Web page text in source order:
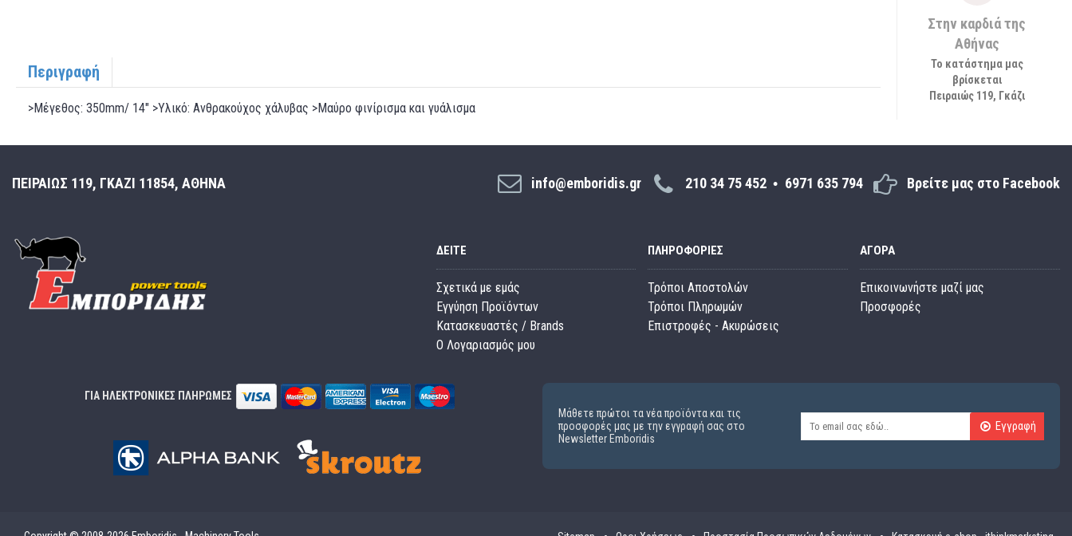
Στην καρδιά της
Αθήνας
Το κατάστημα μας
βρίσκεται
Πειραιώς 119, Γκάζι
Περιγραφή
>Μέγεθος: 350mm/ 14" >Υλικό: Ανθρακούχος χάλυβας >Μαύρο φινίρισμα και γυάλισμα
ΠΕΙΡΑΙΩΣ 119, ΓΚΑΖΙ 11854, ΑΘΗΝΑ info@emboridis.gr 210 34 75 452 6971 635 794 Βρείτε μας στο Facebook
ΔΕΊΤΕ
Σχετικά με εμάς
Εγγύηση Προϊόντων
Κατασκευαστές / Brands
O Λογαριασμός μου
ΠΛΗΡΟΦΟΡΊΕΣ
Τρόποι Αποστολών
Τρόποι Πληρωμών
Επιστροφές - Ακυρώσεις
ΑΓΟΡΆ
Επικοινωνήστε μαζί μας
Προσφορές
ΓΙΑ ΗΛΕΚΤΡΟΝΙΚΕΣ ΠΛΗΡΩΜΕΣ
Μάθετε πρώτοι τα νέα προϊόντα και τις
προσφορές μας με την εγγραφή σας στο
Newsletter Emboridis
Εγγραφή